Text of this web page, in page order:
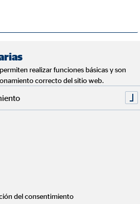
o a la oficina más cercana a ti
realizar funciones básicas y son
correcto del sitio web.
del consentimiento